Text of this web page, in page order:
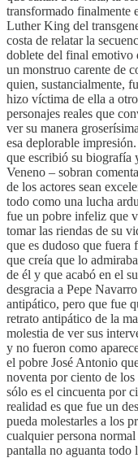
transformado finalmente
Luther King del
costa de relatar la
doblete del final emotivo
un monstruo carente de
quien, sustancialmente,
hizo víctima de ella a
personajes reales que
ver su manera
esa deplorable
que escribió su biografía
Veneno – sobran
de los actores sean
todo como una lucha
fue un pobre infeliz que
tomar las riendas de su
que es dudoso que fuera
que creía que lo
de él y que acabó en el
desgracia a Pepe
antipático, pero que fue
retrato antipático de la
molestia de ver sus
y no fueron como
el pobre José Antonio
noventa por ciento de
sólo es el cincuenta por
realidad es que fue un
pueda molestarles a los
cualquier persona
pantalla no aguanta todo